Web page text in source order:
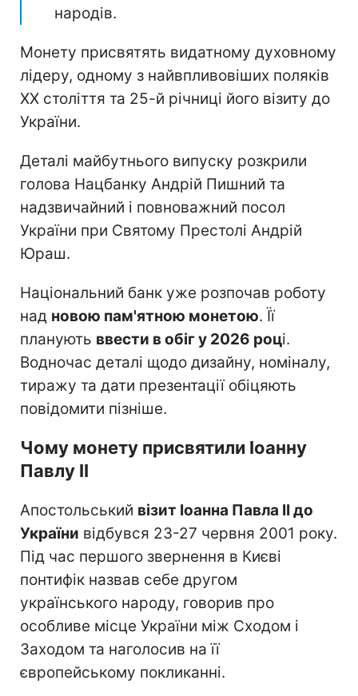
народів.
Монету присвятять видатному духовному
лідеру, одному з найвпливовіших поляків
ХХ століття та 25-й річниці його візиту до
України.
Деталі майбутнього випуску розкрили
голова Нацбанку Андрій Пишний та
надзвичайний і повноважний посол
України при Святому Престолі Андрій
Юраш.
Національний банк уже розпочав роботу
над новою пам'ятною монетою. Її
планують ввести в обіг у 2026 році.
Водночас деталі щодо дизайну, номіналу,
тиражу та дати презентації обіцяють
повідомити пізніше.
Чому монету присвятили Іоанну
Павлу II
Апостольський візит Іоанна Павла II до
України відбувся 23-27 червня 2001 року.
Під час першого звернення в Києві
понтифік назвав себе другом
українського народу, говорив про
особливе місце України між Сходом і
Заходом та наголосив на її
європейському покликанні.